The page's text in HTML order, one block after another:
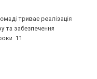
триває реалізація
та забезпечення
11 ...